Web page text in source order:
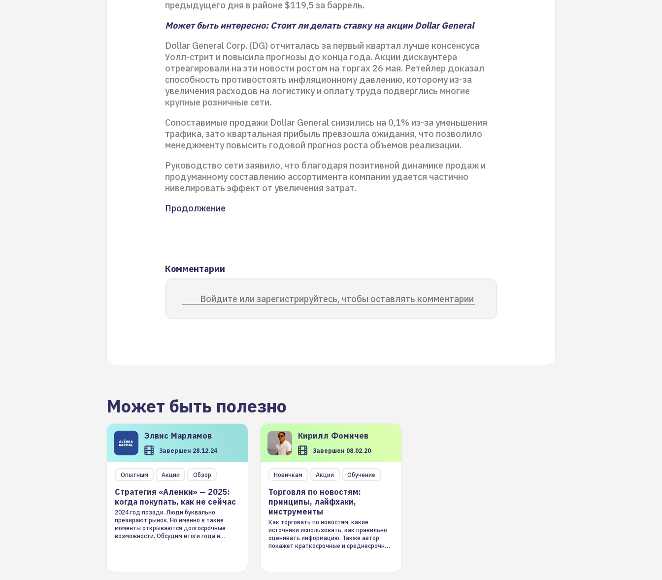
предыдущего дня в районе $119,5 за баррель.
Может быть интересно: Стоит ли делать ставку на акции Dollar General
Dollar General Corp. (DG) отчиталась за первый квартал лучше консенсуса
Уолл-стрит и повысила прогнозы до конца года. Акции дискаунтера
отреагировали на эти новости ростом на торгах 26 мая. Ретейлер доказал
способность противостоять инфляционному давлению, которому из-за
увеличения расходов на логистику и оплату труда подверглись многие
крупные розничные сети.
Сопоставимые продажи Dollar General снизились на 0,1% из-за уменьшения
трафика, зато квартальная прибыль превзошла ожидания, что позволило
менеджменту повысить годовой прогноз роста объемов реализации.
Руководство сети заявило, что благодаря позитивной динамике продаж и
продуманному составлению ассортимента компании удается частично
нивелировать эффект от увеличения затрат.
Продолжение
Комментарии
Войдите или зарегистрируйтесь, чтобы оставлять комментарии
Может быть полезно
Элвис Марламов
Завершен 28.12.24
Опытным Акции Обзор
Стратегия «Аленки» — 2025:
когда покупать, как не сейчас
2024 год позади. Люди буквально
презирают рынок. Но именно в такие
моменты открываются долгосрочные
возможности. Обсудим итоги года и
Кирилл Фомичев
Завершен 08.02.20
Новичкам Акции Обучение
Торговля по новостям:
принципы, лайфхаки,
инструменты
Как торговать по новостям, какие
источники использовать, как правильно
оценивать информацию. Также автор
покажет краткосрочные и среднесрочные